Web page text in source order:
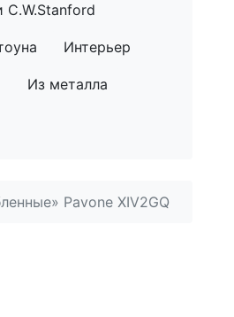
C.W.Stanford
Интерьер
Из металла
Pavone XIV2GQ